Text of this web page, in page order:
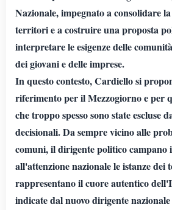
Nazionale, impegnato a consolidare
territori e a costruire una proposta
interpretare le esigenze delle
dei giovani e delle imprese.
In questo contesto, Cardiello si
riferimento per il Mezzogiorno e per
che troppo spesso sono state escluse
decisionali. Da sempre vicino alle
comuni, il dirigente politico campano
all'attenzione nazionale le istanze dei
rappresentano il cuore autentico
indicate dal nuovo dirigente